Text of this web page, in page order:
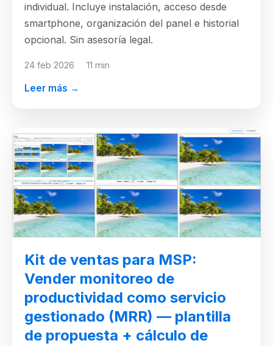
individual. Incluye instalación, acceso desde
smartphone, organización del panel e historial
opcional. Sin asesoría legal.
24 feb 2026 11 min
Leer más →
Kit de ventas para MSP:
Vender monitoreo de
productividad como servicio
gestionado (MRR) — plantilla
de propuesta + cálculo de